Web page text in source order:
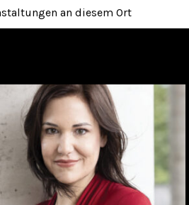
an diesem Ort